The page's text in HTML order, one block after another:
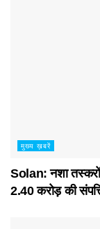
मुख्य ख़बरें
Solan: नशा
2.40 करोड़ की